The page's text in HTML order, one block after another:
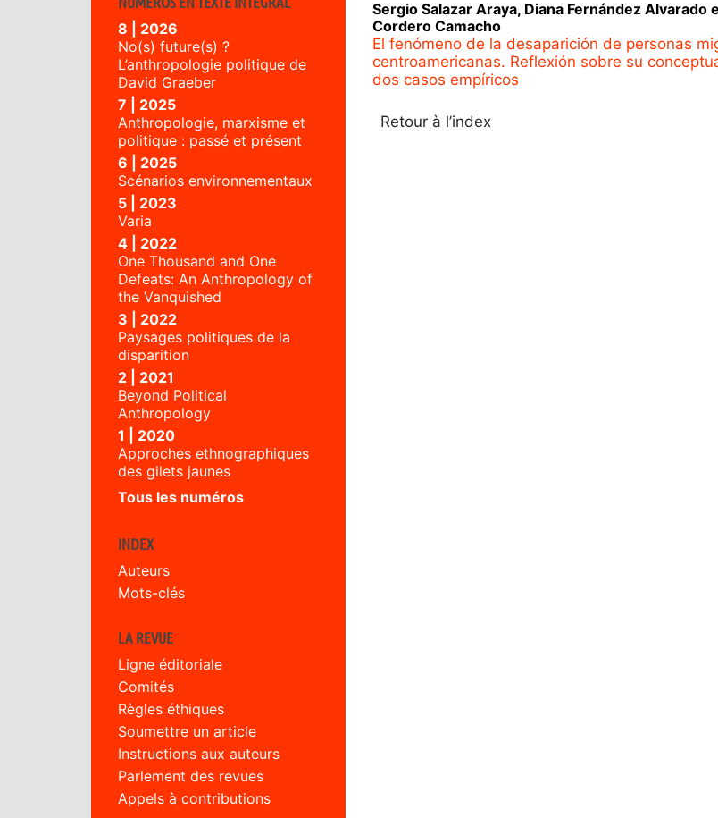
8 | 2026
No(s) future(s) ?
L’anthropologie politique de
David Graeber
7 | 2025
Anthropologie, marxisme et
politique : passé et présent
6 | 2025
Scénarios environnementaux
5 | 2023
Varia
4 | 2022
One Thousand and One
Defeats: An Anthropology of
the Vanquished
3 | 2022
Paysages politiques de la
disparition
2 | 2021
Beyond Political
Anthropology
1 | 2020
Approches ethnographiques
des gilets jaunes
Tous les numéros
INDEX
Auteurs
Mots-clés
LA REVUE
Ligne éditoriale
Comités
Règles éthiques
Soumettre un article
Instructions aux auteurs
Parlement des revues
Appels à contributions
Sergio Salazar Araya, Diana Fernández Alvarado
Cordero Camacho
El fenómeno de la desaparición de personas
centroamericanas. Reflexión sobre su
dos casos empíricos
Retour à l’index